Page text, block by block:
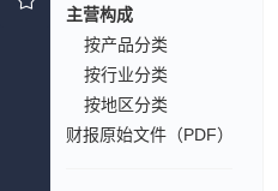
主营构成
按产品分类
按行业分类
按地区分类
财报原始文件（PDF）